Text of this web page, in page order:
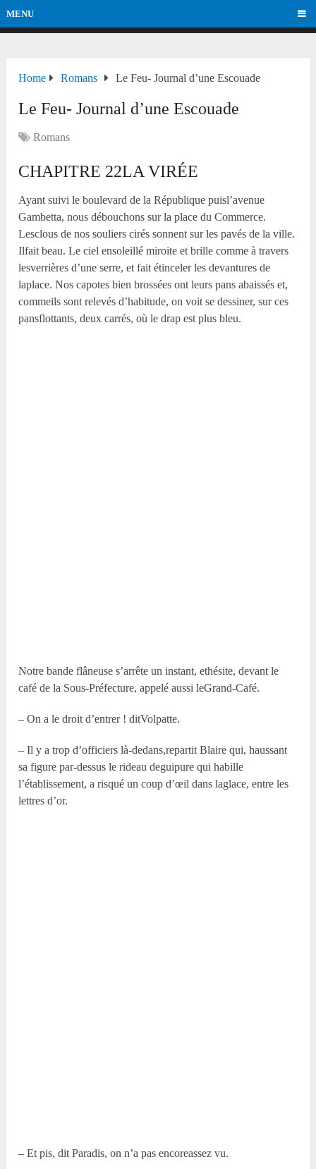
MENU
Home Romans Le Feu- Journal d’une Escouade
Le Feu- Journal d’une Escouade
Romans
CHAPITRE 22LA VIRÉE
Ayant suivi le boulevard de la République puisl’avenue
Gambetta, nous débouchons sur la place du Commerce.
Lesclous de nos souliers cirés sonnent sur les pavés de la ville.
Ilfait beau. Le ciel ensoleillé miroite et brille comme à travers
lesverrières d’une serre, et fait étinceler les devantures de
laplace. Nos capotes bien brossées ont leurs pans abaissés et,
commeils sont relevés d’habitude, on voit se dessiner, sur ces
pansflottants, deux carrés, où le drap est plus bleu.
Notre bande flâneuse s’arrête un instant, ethésite, devant le
café de la Sous-Préfecture, appelé aussi leGrand-Café.
– On a le droit d’entrer ! ditVolpatte.
– Il y a trop d’officiers là-dedans,repartit Blaire qui, haussant
sa figure par-dessus le rideau deguipure qui habille
l’établissement, a risqué un coup d’œil dans laglace, entre les
lettres d’or.
– Et pis, dit Paradis, on n’a pas encoreassez vu.